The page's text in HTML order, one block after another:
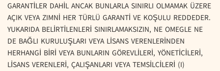
GARANTİLER DAHİL ANCAK BUNLARLA SINIRLI OLMAMAK ÜZERE
AÇIK VEYA ZIMNİ HER TÜRLÜ GARANTİ VE KOŞULU REDDEDER.
YUKARIDA BELİRTİLENLERİ SINIRLAMAKSIZIN, NE OMEGLE NE
DE BAĞLI KURULUŞLARI VEYA LİSANS VERENLERİNDEN
HERHANGİ BİRİ VEYA BUNLARIN GÖREVLİLERİ, YÖNETİCİLERİ,
LİSANS VERENLERİ, ÇALIŞANLARI VEYA TEMSİLCİLERİ (I)